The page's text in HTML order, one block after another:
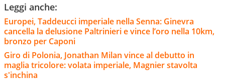
Leggi anche:
Europei, Taddeucci imperiale nella Senna: Ginevra
cancella la delusione Paltrinieri e vince l’oro nella 10km,
bronzo per Caponi
Giro di Polonia, Jonathan Milan vince al debutto in
maglia tricolore: volata imperiale, Magnier stavolta
s'inchina